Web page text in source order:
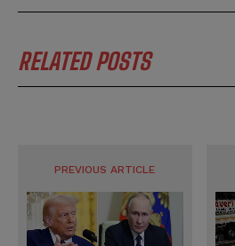
RELATED POSTS
PREVIOUS ARTICLE